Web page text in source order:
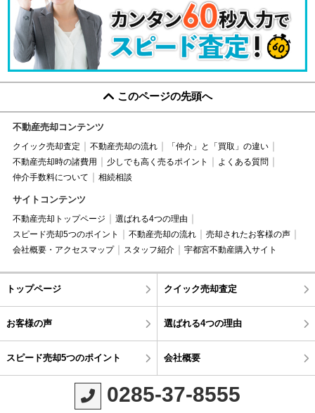
このページの先頭へ
不動産売却コンテンツ
クイック売却査定 不動産売却の流れ
「仲介」と「買取」の違い
不動産売却時の諸費用
少しでも高く売るポイント
よくある質問
仲介手数料について
相続相談
サイトコンテンツ
不動産売却トップページ
選ばれる4つの理由
スピード売却5つのポイント
不動産売却の流れ
売却されたお客様の声
会社概要・アクセスマップ
スタッフ紹介 宇都宮不動産購入サイト
トップページ クイック売却査定
お客様の声 選ばれる4つの理由
スピード売却5つのポイント 会社概要
0285-37-8555